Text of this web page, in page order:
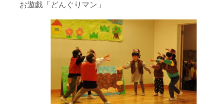
お遊戯「どんぐりマン」